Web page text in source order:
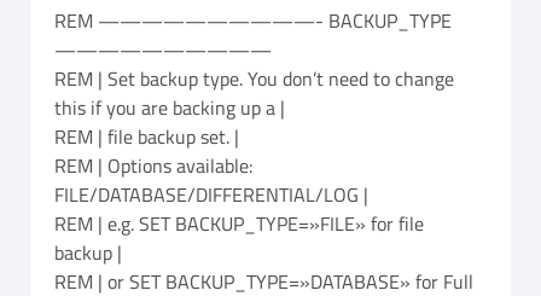
REM ——————————- BACKUP_TYPE
——————————
REM | Set backup type. You don’t need to change
this if you are backing up a |
REM | file backup set. |
REM | Options available:
FILE/DATABASE/DIFFERENTIAL/LOG |
REM | e.g. SET BACKUP_TYPE=»FILE» for file
backup |
REM | or SET BACKUP_TYPE=»DATABASE» for Full